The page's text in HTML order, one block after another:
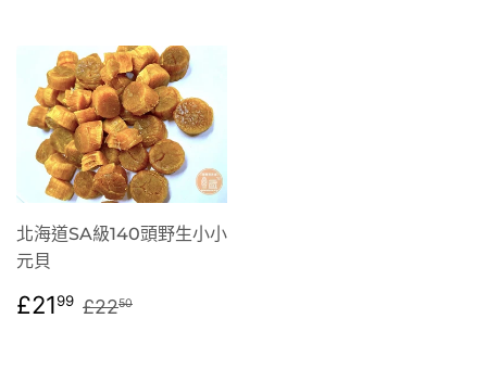
北海道SA級140頭野生小小
元貝
售
價
£2199 £21.99
定價
£2250